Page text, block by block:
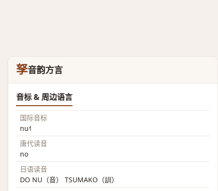
孥音韵方言
音标 & 周边语言
国际音标
nu˧˥
唐代读音
no
日语读音
DO NU（音） TSUMAKO（訓）